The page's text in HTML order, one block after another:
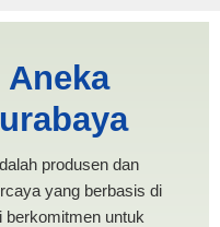
TENDA
produsen dan
yang berbasis di
berkomitmen untuk